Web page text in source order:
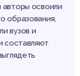
авторы освоили
образования,
вузов и
составляют